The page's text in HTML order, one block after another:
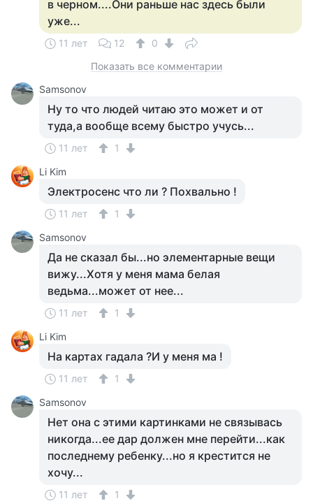
в черном....Они раньше нас здесь были
уже...
11 лет 12
0
Показать все комментарии
Samsonov
Ну то что людей читаю это может и от
туда,а вообще всему быстро учусь...
11 лет
1
Li Kim
Электросенс что ли ? Похвально !
11 лет
1
Samsonov
Да не сказал бы...но элементарные вещи
вижу...Хотя у меня мама белая
ведьма...может от нее...
11 лет
1
Li Kim
На картах гадала ?И у меня ма !
11 лет
1
Samsonov
Нет она с этими картинками не связывась
никогда...ее дар должен мне перейти...как
последнему ребенку...но я крестится не
хочу...
11 лет 1